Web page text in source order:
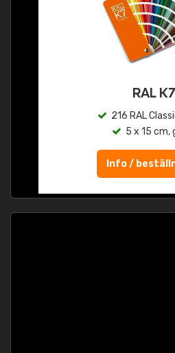
RAL K7
216 RAL
5 x 15 cm,
Info /